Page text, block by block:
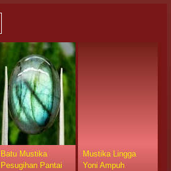
Batu Mustika
Pesugihan Pantai
Mustika Lingga
Yoni Ampuh